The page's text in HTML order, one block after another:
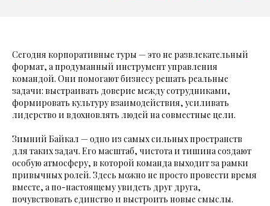
Сегодня корпоративные туры — это не развлекательный
формат, а продуманный инструмент управления
командой. Они помогают бизнесу решать реальные
задачи: выстраивать доверие между сотрудниками,
формировать культуру взаимодействия, усиливать
лидерство и вдохновлять людей на совместные цели.
Зимний Байкал — одно из самых сильных пространств
для таких задач. Его масштаб, чистота и тишина создают
особую атмосферу, в которой команда выходит за рамки
привычных ролей. Здесь можно не просто провести время
вместе, а по-настоящему увидеть друг друга,
почувствовать единство и выстроить новые смыслы.